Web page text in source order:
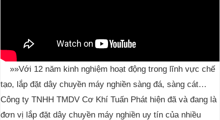
»»Với 12 năm kinh nghiệm hoạt động trong lĩnh vực chế
tạo, lắp đặt dây chuyền máy nghiền sàng đá, sàng cát…
Công ty TNHH TMDV Cơ Khí Tuấn Phát hiện đã và đang là
đơn vị lắp đặt dây chuyền máy nghiền uy tín của nhiều